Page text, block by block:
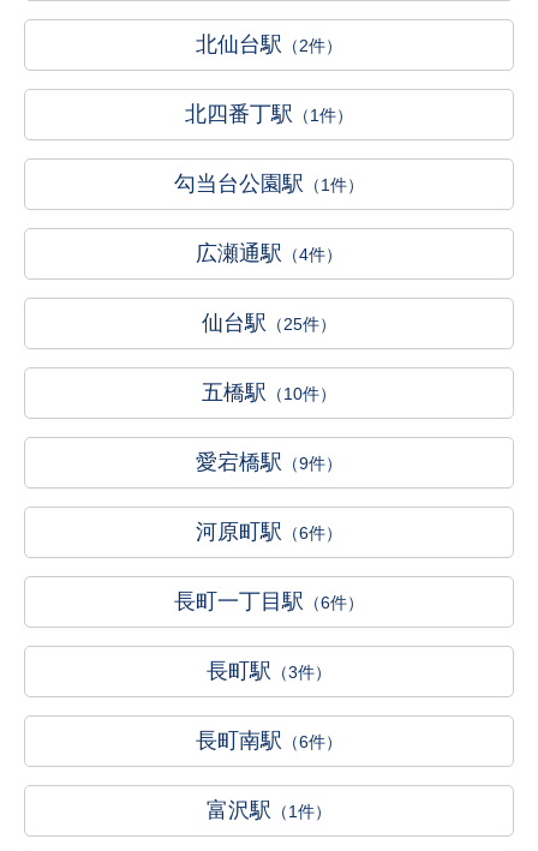
北仙台駅 （2件）
北四番丁駅 （1件）
勾当台公園駅 （1件）
広瀬通駅 （4件）
仙台駅 （25件）
五橋駅 （10件）
愛宕橋駅 （9件）
河原町駅 （6件）
長町一丁目駅 （6件）
長町駅 （3件）
長町南駅 （6件）
富沢駅 （1件）